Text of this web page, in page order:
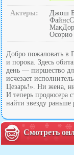
Актеры:
Джош
Осорио
Добро пожаловать в
и порока. Здесь
день — пиршество
исчезает
Цезарь!». Ни жена,
И теперь продюсера
найти звезду
Смотреть